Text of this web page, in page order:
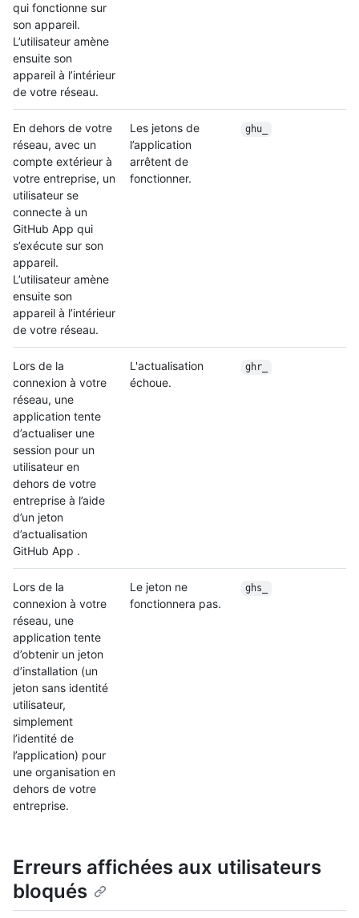
qui fonctionne sur
son appareil.
L’utilisateur amène
ensuite son
appareil à l’intérieur
de votre réseau.
En dehors de votre
réseau, avec un
compte extérieur à
votre entreprise, un
utilisateur se
connecte à un
GitHub App qui
s’exécute sur son
appareil.
L’utilisateur amène
ensuite son
appareil à l’intérieur
de votre réseau.
Les jetons de
l’application
arrêtent de
fonctionner.
ghu_
Lors de la
connexion à votre
réseau, une
application tente
d’actualiser une
session pour un
utilisateur en
dehors de votre
entreprise à l’aide
d’un jeton
d’actualisation
GitHub App .
L'actualisation
échoue.
ghr_
Lors de la
connexion à votre
réseau, une
application tente
d’obtenir un jeton
d’installation (un
jeton sans identité
utilisateur,
simplement
l’identité de
l’application) pour
une organisation en
dehors de votre
entreprise.
Le jeton ne
fonctionnera pas.
ghs_
Erreurs affichées aux utilisateurs
bloqués